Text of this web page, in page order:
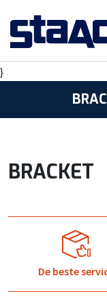
}
BRACKET
De beste